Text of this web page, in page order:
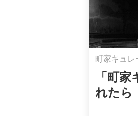
町家キュレ
「町
れたら